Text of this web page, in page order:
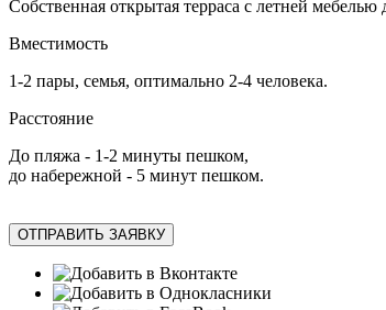
Собственная открытая терраса с летней
Вместимость
1-2 пары, семья, оптимально 2-4 человека.
Расстояние
До пляжа - 1-2 минуты пешком,
до набережной - 5 минут пешком.
ОТПРАВИТЬ ЗАЯВКУ